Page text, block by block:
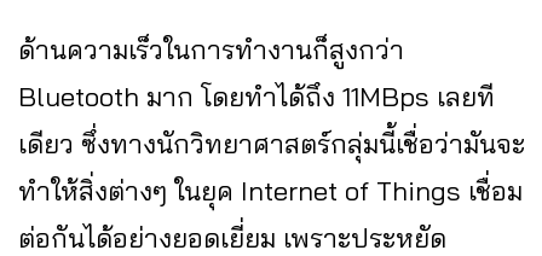
ด้านความเร็วในการทำงานก็สูงกว่า
Bluetooth มาก โดยทำได้ถึง 11MBps เลยที
เดียว ซึ่งทางนักวิทยาศาสตร์กลุ่มนี้เชื่อว่ามันจะ
ทำให้สิ่งต่างๆ ในยุค Internet of Things เชื่อม
ต่อกันได้อย่างยอดเยี่ยม เพราะประหยัด